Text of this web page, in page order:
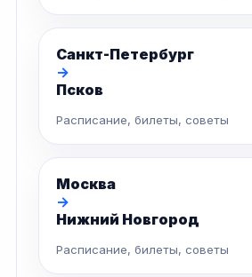
Санкт-Петербург
→
Псков
Расписание, билеты, советы
Москва
→
Нижний Новгород
Расписание, билеты, советы